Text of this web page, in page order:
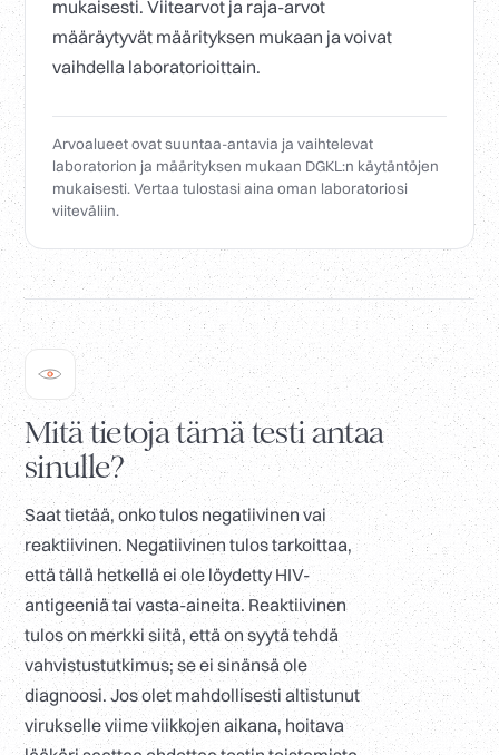
mukaisesti. Viitearvot ja raja-arvot
määräytyvät määrityksen mukaan ja voivat
vaihdella laboratorioittain.
Arvoalueet ovat suuntaa-antavia ja vaihtelevat
laboratorion ja määrityksen mukaan DGKL:n käytäntöjen
mukaisesti. Vertaa tulostasi aina oman laboratoriosi
viiteväliin.
Mitä tietoja tämä testi antaa
sinulle?
Saat tietää, onko tulos negatiivinen vai
reaktiivinen. Negatiivinen tulos tarkoittaa,
että tällä hetkellä ei ole löydetty HIV-
antigeeniä tai vasta-aineita. Reaktiivinen
tulos on merkki siitä, että on syytä tehdä
vahvistustutkimus; se ei sinänsä ole
diagnoosi. Jos olet mahdollisesti altistunut
virukselle viime viikkojen aikana, hoitava